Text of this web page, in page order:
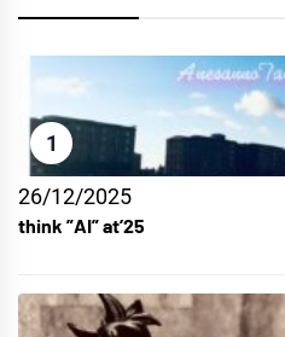
1
26/12/2025
think ”AI” at’25